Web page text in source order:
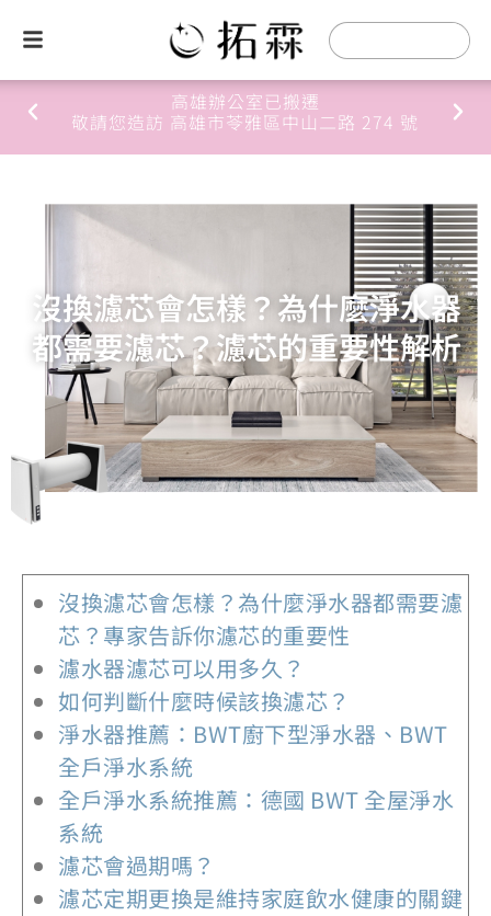
高雄辦公室已搬遷
敬請您造訪 高雄市苓雅區中山二路 274 號
沒換濾芯會怎樣？為什麼淨水器
都需要濾芯？濾芯的重要性解析
沒換濾芯會怎樣？為什麼淨水器都需要濾
芯？專家告訴你濾芯的重要性
濾水器濾芯可以用多久？
如何判斷什麼時候該換濾芯？
淨水器推薦：BWT廚下型淨水器、BWT
全戶淨水系統​
全戶淨水系統推薦：德國 BWT 全屋淨水
系統
濾芯會過期嗎？
濾芯定期更換是維持家庭飲水健康的關鍵